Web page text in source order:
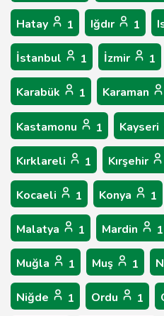
Hatay 1 Iğdır 1
İstanbul 1 İzmir 1
Karabük 1 Karaman
Kastamonu 1 Kayseri
Kırklareli 1 Kırşehir
Kocaeli 1 Konya 1
Malatya 1 Mardin 1
Muğla 1 Muş 1
Niğde 1 Ordu 1